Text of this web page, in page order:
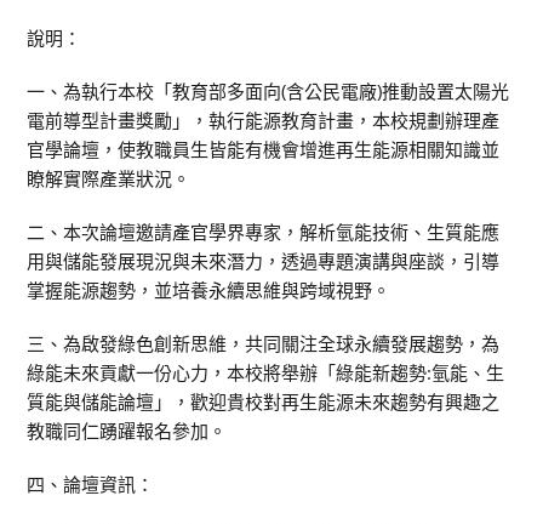
說明：
一、為執行本校「教育部多面向(含公民電廠)推動設置太陽光
電前導型計畫獎勵」，執行能源教育計畫，本校規劃辦理產
官學論壇，使教職員生皆能有機會增進再生能源相關知識並
瞭解實際產業狀況。
二、本次論壇邀請產官學界專家，解析氫能技術、生質能應
用與儲能發展現況與未來潛力，透過專題演講與座談，引導
掌握能源趨勢，並培養永續思維與跨域視野。
三、為啟發綠色創新思維，共同關注全球永續發展趨勢，為
綠能未來貢獻一份心力，本校將舉辦「綠能新趨勢:氫能、生
質能與儲能論壇」，歡迎貴校對再生能源未來趨勢有興趣之
教職同仁踴躍報名參加。
四、論壇資訊：